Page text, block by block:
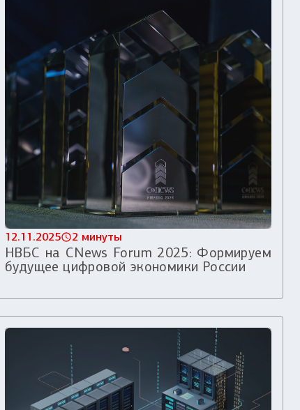
12.11.2025 2 минуты
НВБС на CNews Forum 2025: Формируем
будущее цифровой экономики России